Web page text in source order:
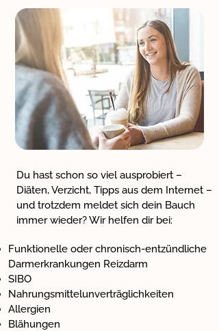
Du hast schon so viel ausprobiert –
Diäten, Verzicht, Tipps aus dem Internet –
und trotzdem meldet sich dein Bauch
immer wieder? Wir helfen dir bei:
Funktionelle oder chronisch-entzündliche
Darmerkrankungen Reizdarm
SIBO
Nahrungsmittelunverträglichkeiten
Allergien
Blähungen